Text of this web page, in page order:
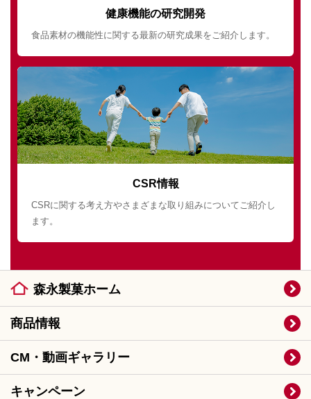
健康機能の研究開発
食品素材の機能性に関する最新の研究成果をご紹介します。
CSR情報
CSRに関する考え方やさまざまな取り組みについてご紹介し
ます。
森永製菓ホーム
商品情報
CM・動画ギャラリー
キャンペーン